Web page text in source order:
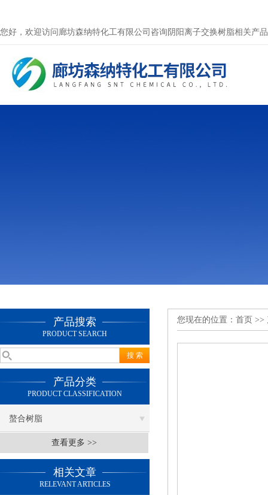
您好，欢迎访问廊坊森纳特化工有限公司咨询阴阳离子交换树脂相关产
产品搜索
PRODUCT SEARCH
产品分类
PRODUCT CLASSIFICATION
螯合树脂
查看更多 >>
相关文章
RELEVANT ARTICLES
您现在的位置： 首页 >>